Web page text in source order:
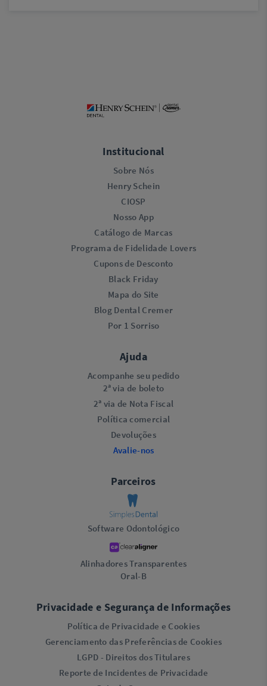
Institucional
Sobre Nós
Henry Schein
CIOSP
Nosso App
Catálogo de Marcas
Programa de Fidelidade Lovers​
Cupons de Desconto
Black Friday
Mapa do Site
Blog Dental Cremer
Por 1 Sorriso
Ajuda
Acompanhe seu pedido
2ª via de boleto
2ª via de Nota Fiscal
Política comercial
Devoluções
Avalie-nos
Parceiros
Software Odontológico
Alinhadores Transparentes
Oral-B
Privacidade e Segurança de Informações
Política de Privacidade e Cookies
Gerenciamento das Preferências de Cookies
LGPD - Direitos dos Titulares
Reporte de Incidentes de Privacidade